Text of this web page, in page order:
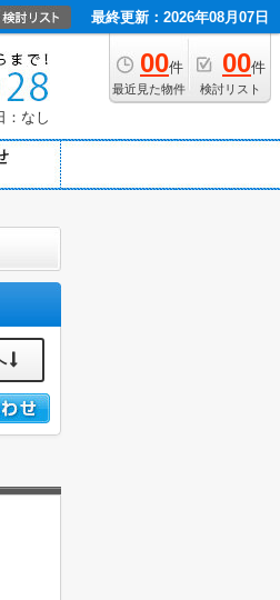
最終更新：2026年08月07日
00件
最近見た物件
00件
検討リスト
：なし